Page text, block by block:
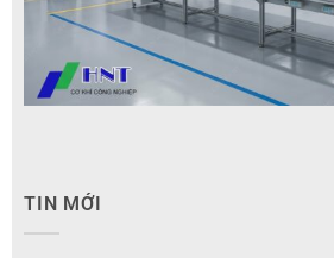
TIN MỚI